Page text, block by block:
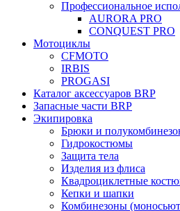
Профессиональное
AURORA PRO
CONQUEST PRO
Мотоциклы
CFMOTO
IRBIS
PROGASI
Каталог аксессуаров BRP
Запасные части BRP
Экипировка
Брюки и
Гидрокостюмы
Защита тела
Изделия из флиса
Квадроциклетные
Кепки и шапки
Комбинезоны